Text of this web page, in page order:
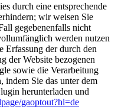
durch eine entsprechende
wir weisen Sie
gegebenenfalls nicht
werden nutzen
Erfassung der durch den
der Website bezogenen
sowie die Verarbeitung
indem Sie das unter dem
herunterladen und
gaoptout?hl=de